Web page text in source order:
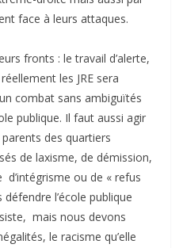
face à leurs attaques.
fronts : le travail d’alerte,
les JRE sera
combat sans ambiguïtés
publique. Il faut aussi agir
des quartiers
de laxisme, de démission,
ou de « refus
l’école publique
mais nous devons
le racisme qu’elle